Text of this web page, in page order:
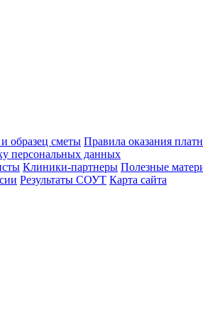
образец сметы Правила оказания
персональных данных
Клиники-партнеры Полезные
Результаты СОУТ Карта сайта